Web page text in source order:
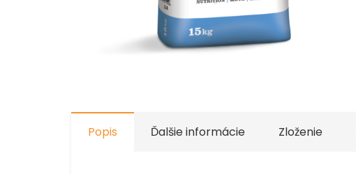
Popis Ďalšie informácie Zloženie